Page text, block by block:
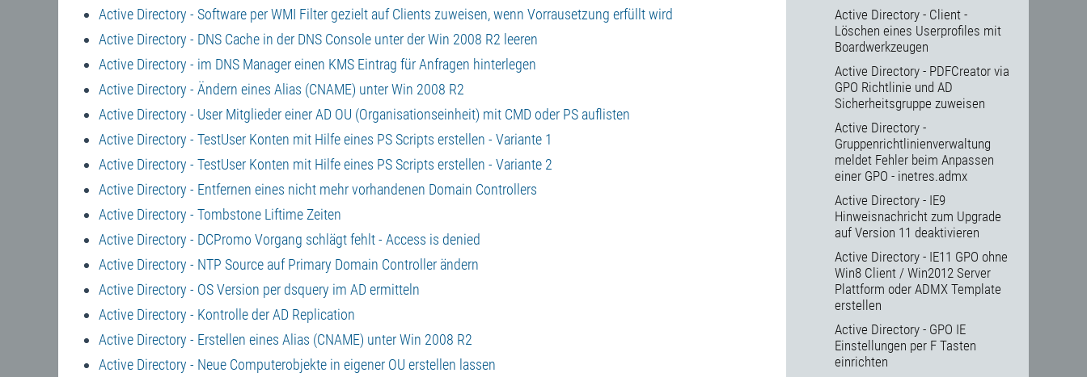
Active Directory - Software per WMI Filter gezielt auf Clients zuweisen, wenn Vorrausetzung erfüllt wird
Active Directory - DNS Cache in der DNS Console unter der Win 2008 R2 leeren
Active Directory - im DNS Manager einen KMS Eintrag für Anfragen hinterlegen
Active Directory - Ändern eines Alias (CNAME) unter Win 2008 R2
Active Directory - User Mitglieder einer AD OU (Organisationseinheit) mit CMD oder PS auflisten
Active Directory - TestUser Konten mit Hilfe eines PS Scripts erstellen - Variante 1
Active Directory - TestUser Konten mit Hilfe eines PS Scripts erstellen - Variante 2
Active Directory - Entfernen eines nicht mehr vorhandenen Domain Controllers
Active Directory - Tombstone Liftime Zeiten
Active Directory - DCPromo Vorgang schlägt fehlt - Access is denied
Active Directory - NTP Source auf Primary Domain Controller ändern
Active Directory - OS Version per dsquery im AD ermitteln
Active Directory - Kontrolle der AD Replication
Active Directory - Erstellen eines Alias (CNAME) unter Win 2008 R2
Active Directory - Neue Computerobjekte in eigener OU erstellen lassen
Active Directory - Client -
Löschen eines Userprofiles mit
Boardwerkzeugen
Active Directory - PDFCreator via
GPO Richtlinie und AD
Sicherheitsgruppe zuweisen
Active Directory -
Gruppenrichtlinienverwaltung
meldet Fehler beim Anpassen
einer GPO - inetres.admx
Active Directory - IE9
Hinweisnachricht zum Upgrade
auf Version 11 deaktivieren
Active Directory - IE11 GPO ohne
Win8 Client / Win2012 Server
Plattform oder ADMX Template
erstellen
Active Directory - GPO IE
Einstellungen per F Tasten
einrichten